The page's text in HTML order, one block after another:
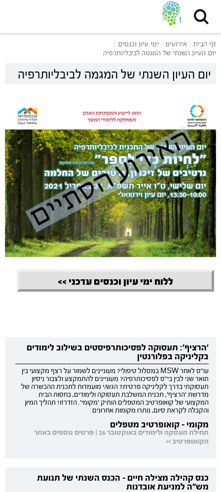
דף הבית אירועים
ימי עיון וכנסים
יום העיון השנתי של המגמה לביבליותרפיה
יום העיון השנתי של המגמה לביבליותרפיה
ללוח ימי עיון וכנסים עדכני >>
'הרציף': תעסוקה לפסיכותרפיסטים בשילוב לימודים
בקליניקה בפלורנטין
עו"ס לאחר MSW במסלול טיפולי? מעוניינים לשמור על רצף מקצועי בין
תואר שני לבין בי"ס לפסיכותרפיה? מעוניינים להתמקצע ולצבור ניסיון
תעסוקתי בדרך לקליניקה פרטית? הגש/י מועמדות לתכנית ההכשרה של
מדרשת 'הרציף', תכנית המשלבת תעסוקה ולימודים, בחסות הבית
המקצועי של קואופרטיב המטפלים הותיק 'מקומי'. הזדרזו! תהליך המיון
והקבלה לקראת סיום, נותרו מקומות אחרונים
מקומי - קואופרטיב מטפלים
תחילת העסקה ולימודים באוקטובר 26 | פרטים נוספים באתר
הקואופרטיב >>
כנס קהילה מצילה חיים - הכנס השנתי של תנועת
מש"ה למניעת אובדנות